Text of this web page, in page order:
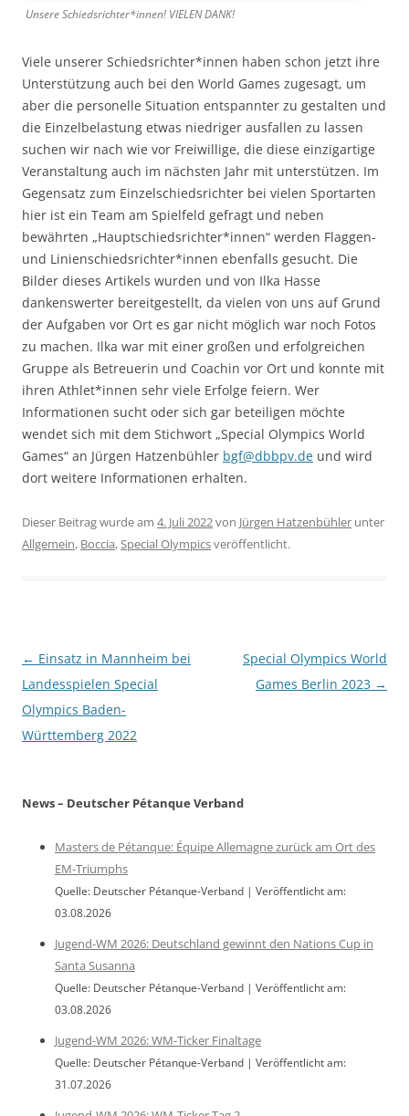
Unsere Schiedsrichter*innen! VIELEN DANK!
Viele unserer Schiedsrichter*innen haben schon jetzt ihre
Unterstützung auch bei den World Games zugesagt, um
aber die personelle Situation entspannter zu gestalten und
die Einzelbelastung etwas niedriger ausfallen zu lassen
suchen wir nach wie vor Freiwillige, die diese einzigartige
Veranstaltung auch im nächsten Jahr mit unterstützen. Im
Gegensatz zum Einzelschiedsrichter bei vielen Sportarten
hier ist ein Team am Spielfeld gefragt und neben
bewährten „Hauptschiedsrichter*innen“ werden Flaggen-
und Linienschiedsrichter*innen ebenfalls gesucht. Die
Bilder dieses Artikels wurden und von Ilka Hasse
dankenswerter bereitgestellt, da vielen von uns auf Grund
der Aufgaben vor Ort es gar nicht möglich war noch Fotos
zu machen. Ilka war mit einer großen und erfolgreichen
Gruppe als Betreuerin und Coachin vor Ort und konnte mit
ihren Athlet*innen sehr viele Erfolge feiern. Wer
Informationen sucht oder sich gar beteiligen möchte
wendet sich mit dem Stichwort „Special Olympics World
Games“ an Jürgen Hatzenbühler bgf@dbbpv.de und wird
dort weitere Informationen erhalten.
Dieser Beitrag wurde am 4. Juli 2022von Jürgen Hatzenbühler unter
Allgemein, Boccia,Special Olympicsveröffentlicht.
Beitragsnavigation
← Einsatz in Mannheim bei
Landesspielen Special
Olympics Baden-
Württemberg 2022
Special Olympics World
Games Berlin 2023 →
News – Deutscher Pétanque Verband
Masters de Pétanque: Équipe Allemagne zurück am Ort des
EM-Triumphs
Quelle: Deutscher Pétanque-Verband
Veröffentlicht am:
03.08.2026
Jugend-WM 2026: Deutschland gewinnt den Nations Cup in
Santa Susanna
Quelle: Deutscher Pétanque-Verband
Veröffentlicht am:
03.08.2026
Jugend-WM 2026: WM-Ticker Finaltage
Quelle: Deutscher Pétanque-Verband
Veröffentlicht am:
31.07.2026